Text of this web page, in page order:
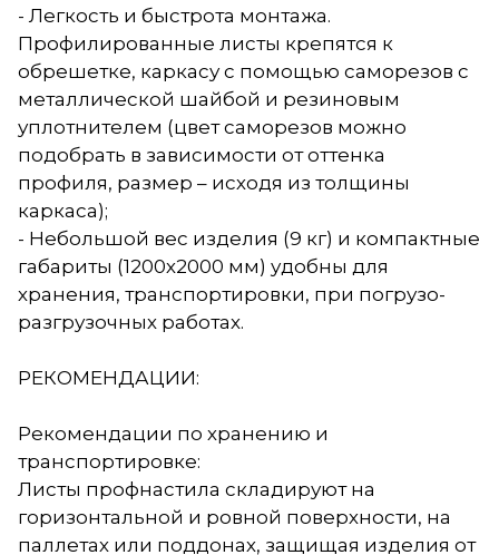
- Легкость и быстрота монтажа.
Профилированные листы крепятся к
обрешетке, каркасу с помощью саморезов с
металлической шайбой и резиновым
уплотнителем (цвет саморезов можно
подобрать в зависимости от оттенка
профиля, размер – исходя из толщины
каркаса);
- Небольшой вес изделия (9 кг) и компактные
габариты (1200х2000 мм) удобны для
хранения, транспортировки, при погрузо-
разгрузочных работах.
РЕКОМЕНДАЦИИ:
Рекомендации по хранению и
транспортировке:
Листы профнастила складируют на
горизонтальной и ровной поверхности, на
паллетах или поддонах, защищая изделия от